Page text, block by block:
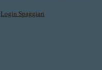
Login Spaggiari